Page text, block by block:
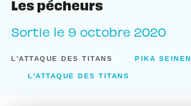
Les pécheurs
Sortie le 9 octobre 2020
L'ATTAQUE DES TITANS PIKA SEINEN
L'ATTAQUE DES TITANS